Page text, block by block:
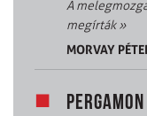
A
megírták»
MORVAY